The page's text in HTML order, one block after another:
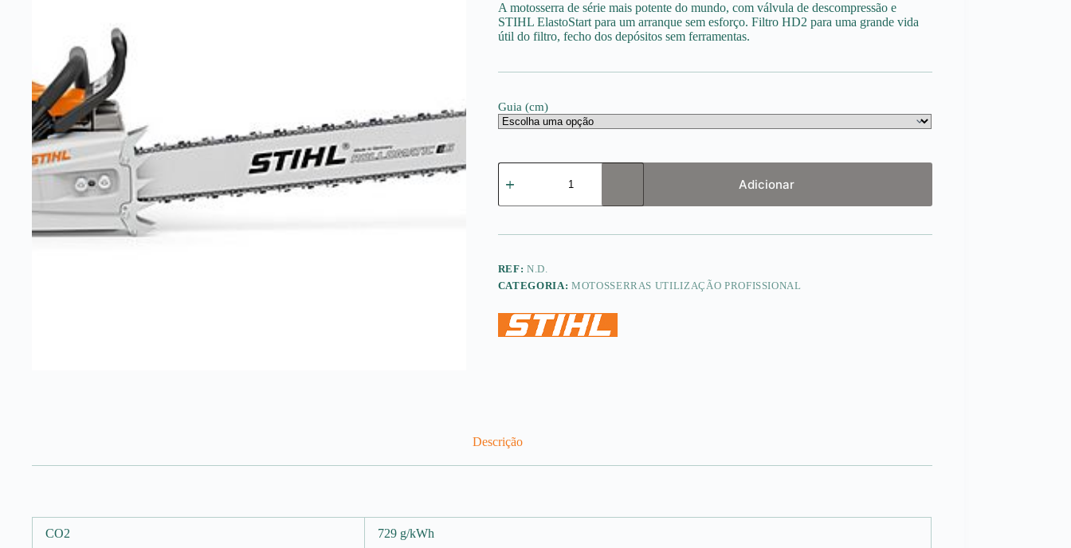
through
1,829.00€
A motosserra de série mais potente do mundo, com válvula de descompressão e
STIHL ElastoStart para um arranque sem esforço. Filtro HD2 para uma grande vida
útil do filtro, fecho dos depósitos sem ferramentas.
Guia (cm)
Quantidade
de
881
Adicionar
REF:N.D.
CATEGORIA: MOTOSSERRAS UTILIZAÇÃO PROFISSIONAL
Descrição
CO2 729 g/kWh